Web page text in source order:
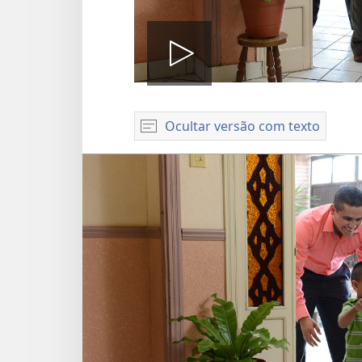
vídeo
Ocultar versão com texto